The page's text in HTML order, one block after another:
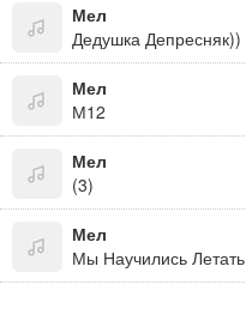
Мел
Дедушка Депресняк))
Мел
М12
Мел
(3)
Мел
Мы Научились Летать